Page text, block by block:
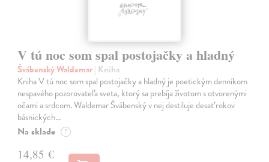
V tú noc som spal postojačky a hladný
Švábenský Waldemar| Kniha
Kniha V tú noc som spal postojačky a hladný je poetickým denníkom
nespavého pozorovateľa sveta, ktorý sa prebíja životom s otvorenými
očami a srdcom. Waldemar Švábenský v nej destiluje desať rokov
básnických…
Na sklade ?
14,85 €